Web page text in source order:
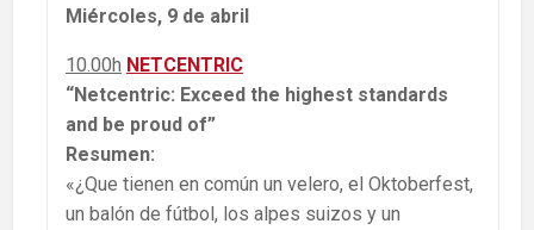
Miércoles, 9 de abril
10.00h NETCENTRIC
“Netcentric: Exceed the highest standards
and be proud of”
Resumen:
«¿Que tienen en común un velero, el Oktoberfest,
un balón de fútbol, los alpes suizos y un